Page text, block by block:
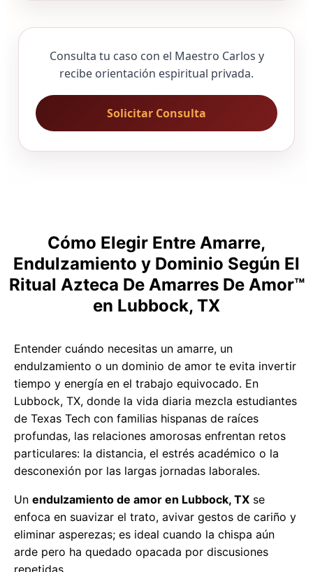
Consulta tu caso con el Maestro Carlos y
recibe orientación espiritual privada.
Solicitar Consulta
Cómo Elegir Entre Amarre,
Endulzamiento y Dominio Según El
Ritual Azteca De Amarres De Amor™
en Lubbock, TX
Entender cuándo necesitas un amarre, un
endulzamiento o un dominio de amor te evita invertir
tiempo y energía en el trabajo equivocado. En
Lubbock, TX, donde la vida diaria mezcla estudiantes
de Texas Tech con familias hispanas de raíces
profundas, las relaciones amorosas enfrentan retos
particulares: la distancia, el estrés académico o la
desconexión por las largas jornadas laborales.
Un endulzamiento de amor en Lubbock, TX se
enfoca en suavizar el trato, avivar gestos de cariño y
eliminar asperezas; es ideal cuando la chispa aún
arde pero ha quedado opacada por discusiones
repetidas.